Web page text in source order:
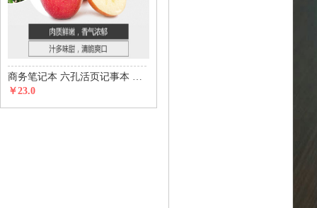
商务笔记本 六孔活页记事本 五金磁铁搭扣款
￥23.0